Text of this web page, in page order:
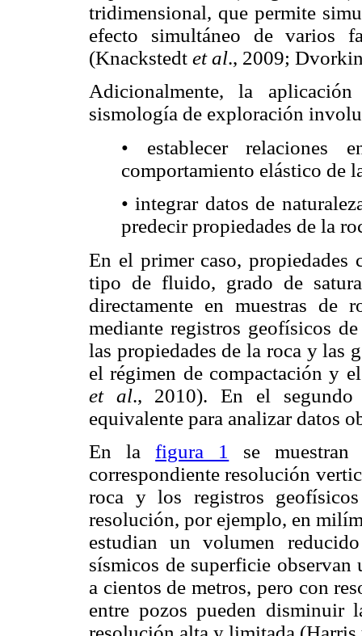
tridimensional, que permite
efecto simultáneo de varios
(Knackstedt et al., 2009;
Adicionalmente, la
sismología de exploración
• establecer relaciones
comportamiento elástico de
• integrar datos de
predecir propiedades de la
En el primer caso,
tipo de fluido, grado de
directamente en muestras de
mediante registros geofísicos
las propiedades de la roca y las
el régimen de compactación y
et al., 2010). En el segundo
equivalente para analizar datos
En lafigura 1
se
correspondiente resolución
roca y los registros
resolución, por ejemplo, en
estudian un volumen
sísmicos de superficie
a cientos de metros, pero con
entre pozos pueden disminuir